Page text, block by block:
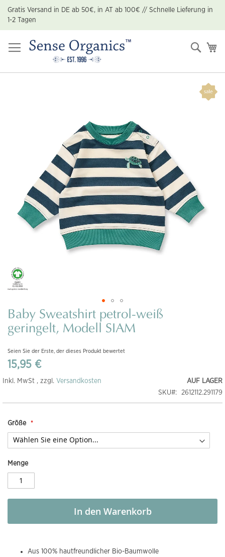
Zum
Inhalt
springen
Gratis Versand in DE ab 50€, in AT ab 100€ // Schnelle Lieferung in
1-2 Tagen
Suche
Zum
Anfang
der
springen
Baby Sweatshirt petrol-weiß
geringelt, Modell SIAM
Seien Sie der Erste, der dieses Produkt bewertet
15,95 €
AUF LAGER
SKU
2612112.291179
Inkl. MwSt , zzgl. Versandkosten
Größe
Menge
In den Warenkorb
Aus 100% hautfreundlicher Bio-Baumwolle